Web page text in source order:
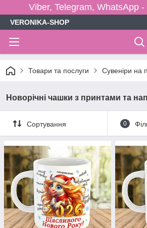
Viber, Telegram, WhatsApp
VERONIKA-SHOP
Товари та послуги Сувеніри на
Новорічні чашки з принтами та
Сортування 0